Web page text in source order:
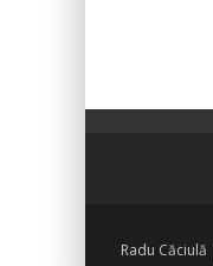
Radu Căciulă